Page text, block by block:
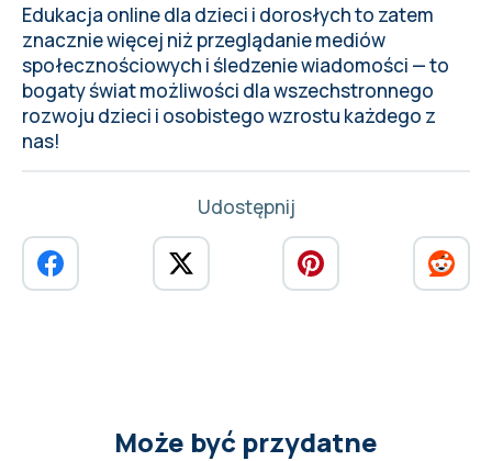
Edukacja online dla dzieci i dorosłych to zatem
znacznie więcej niż przeglądanie mediów
społecznościowych i śledzenie wiadomości — to
bogaty świat możliwości dla wszechstronnego
rozwoju dzieci i osobistego wzrostu każdego z
nas!
Udostępnij
Może być przydatne